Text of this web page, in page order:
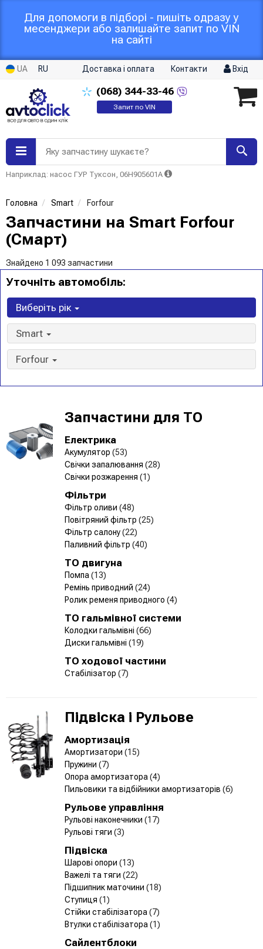
Для допомоги в підборі - пишіть одразу у
месенджери або залишайте запит по VIN
на сайті
UA RU Доставка і оплата Контакти Вхід
(068) 344-33-46
Запит по VIN
Яку запчастину шукаєте?
Наприклад: насос ГУР Туксон, 06H905601A
Головна Smart Forfour
Запчастини на Smart Forfour
(Смарт)
Знайдено 1 093 запчастини
Уточніть автомобіль:
Виберіть рік
Smart
Forfour
Запчастини для ТО
Електрика
Акумулятор (53)
Свічки запалювання (28)
Свічки розжарення (1)
Фільтри
Фільтр оливи (48)
Повітряний фільтр (25)
Фільтр салону(22)
Паливний фільтр (40)
ТО двигуна
Помпа (13)
Ремінь приводний (24)
Ролик ременя приводного (4)
ТО гальмівної системи
Колодки гальмівні (66)
Диски гальмівні (19)
ТО ходової частини
Стабілізатор (7)
Підвіска і Рульове
Амортизація
Амортизатори (15)
Пружини (7)
Опора амортизатора (4)
Пильовики та відбійники амортизаторів (6)
Рульове управління
Рульові наконечники (17)
Рульові тяги (3)
Підвіска
Шарові опори (13)
Важелі та тяги (22)
Підшипник маточини (18)
Ступиця (1)
Стійки стабілізатора (7)
Втулки стабілізатора (1)
Сайлентблоки